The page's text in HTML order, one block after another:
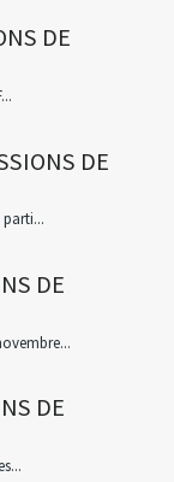
DE
DE
DE
DE